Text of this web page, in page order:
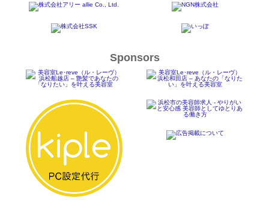
Sponsors